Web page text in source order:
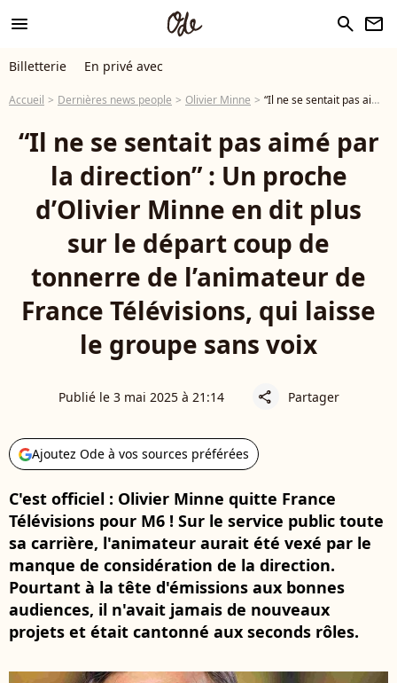
menu search newsletter
Billetterie En privé avec
Accueil Dernières news people Olivier Minne “Il ne se sentait pas aimé par la direction” : Un proche d’Olivier Minne en dit plus sur le départ coup de tonnerre de l’animateur de France Télévisions, qui laisse le groupe sans voix
“Il ne se sentait pas aimé par
la direction” : Un proche
d’Olivier Minne en dit plus
sur le départ coup de
tonnerre de l’animateur de
France Télévisions, qui laisse
le groupe sans voix
Publié le 3 mai 2025 à 21:14 share Partager
Ajoutez Ode à vos sources préférées
C'est officiel : Olivier Minne quitte France
Télévisions pour M6 ! Sur le service public toute
sa carrière, l'animateur aurait été vexé par le
manque de considération de la direction.
Pourtant à la tête d'émissions aux bonnes
audiences, il n'avait jamais de nouveaux
projets et était cantonné aux seconds rôles.